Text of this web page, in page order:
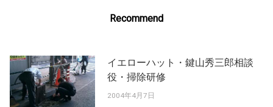
Recommend
イエローハット・鍵山秀三郎相談
役・掃除研修
2004年4月7日